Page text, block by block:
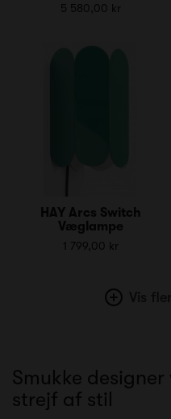
5 580,00 kr
HAY Arcs Switch
Væglampe
1 799,00 kr
Smukke
strejf af stil